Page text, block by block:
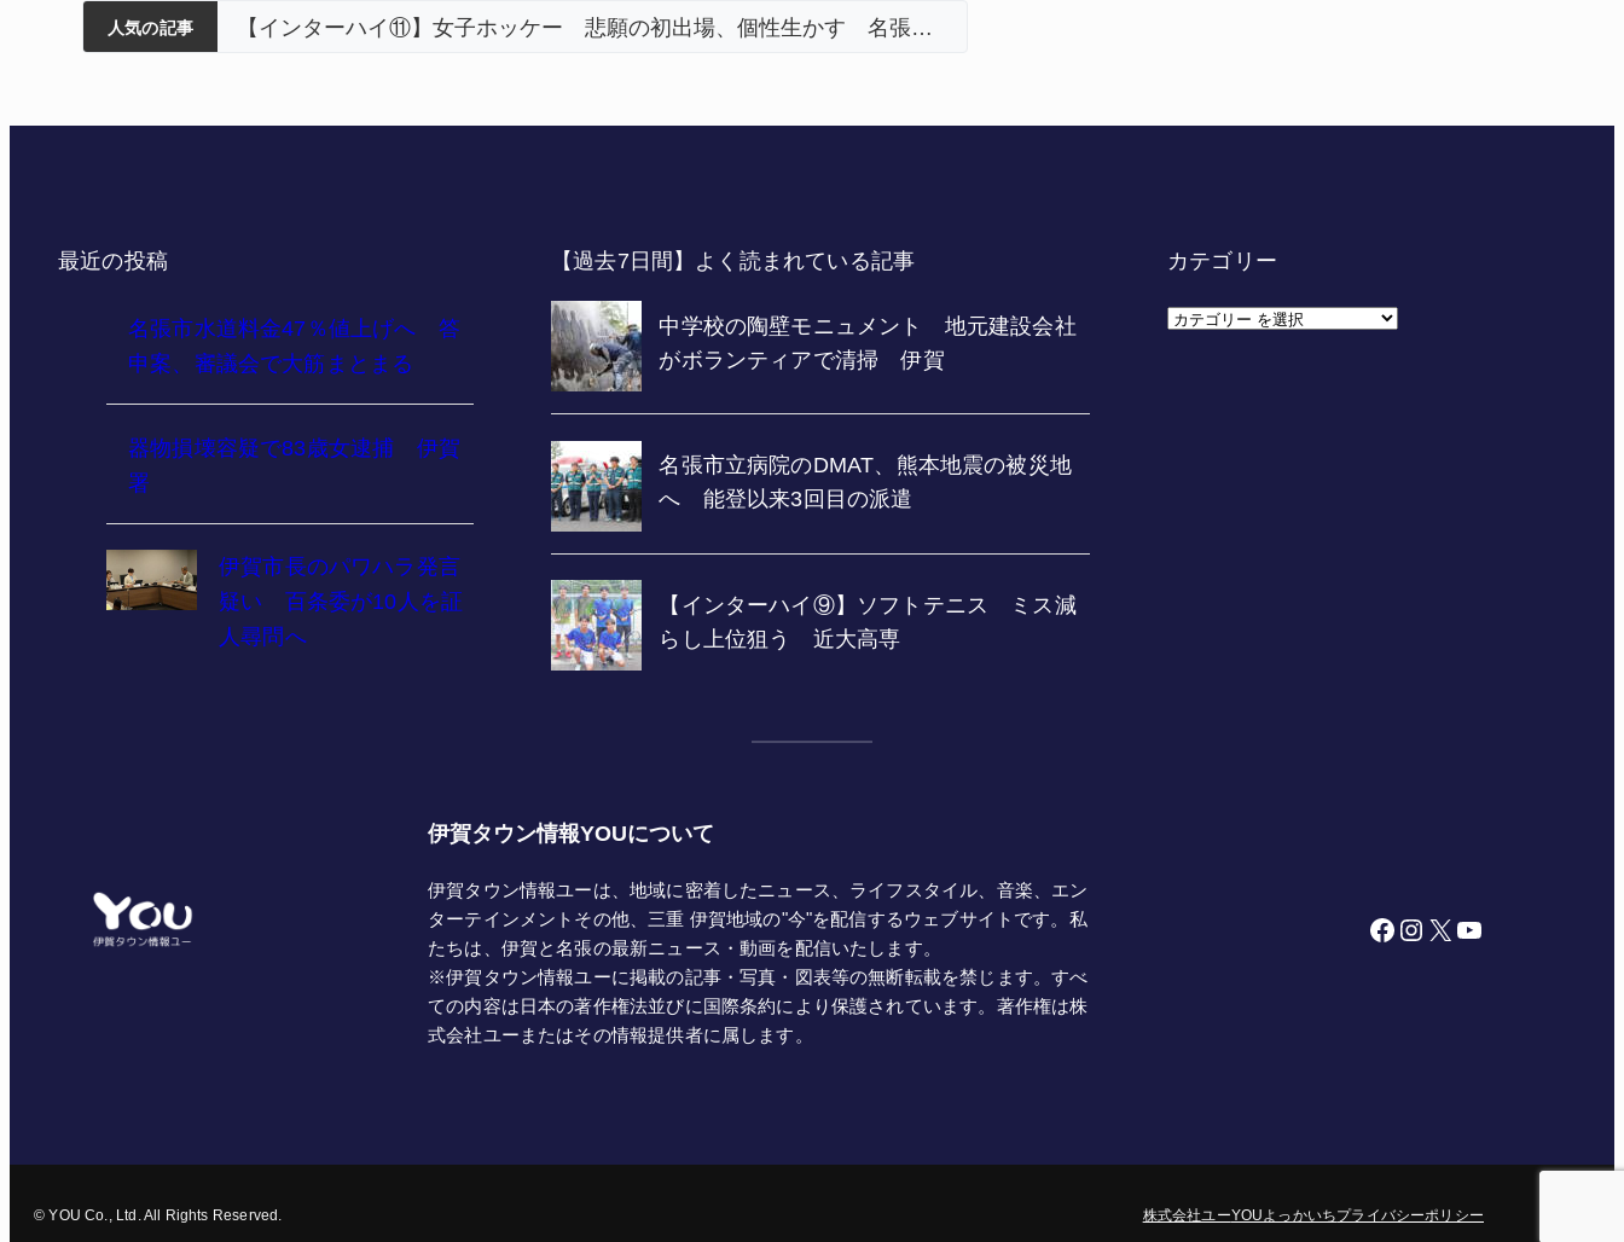
人気の記事
ィアで清掃 伊賀
3回目の派遣
う 近大高専 【インターハイ⑪】女子ホッケー 悲願の初出場、個性生かす 名張青峰
最近の投稿
名張市水道料金47％値上げへ 答
申案、審議会で大筋まとまる
器物損壊容疑で83歳女逮捕 伊賀
署
伊賀市長のパワハラ発言
疑い 百条委が10人を証
人尋問へ
【過去7日間】よく読まれている記事 カテゴリー
カ
伊賀タウン情報YOUについて
伊賀タウン情報ユーは、地域に密着したニュース、ライフスタイル、音楽、エン
ターテインメントその他、三重 伊賀地域の"今"を配信するウェブサイトです。私
たちは、伊賀と名張の最新ニュース・動画を配信いたします。
※伊賀タウン情報ユーに掲載の記事・写真・図表等の無断転載を禁じます。すべ
ての内容は日本の著作権法並びに国際条約により保護されています。著作権は株
式会社ユーまたはその情報提供者に属します。
Facebook Instagram X YouTube
© YOU Co., Ltd. All Rights Reserved. 株式会社ユーYOUよっかいちプライバシーポリシー